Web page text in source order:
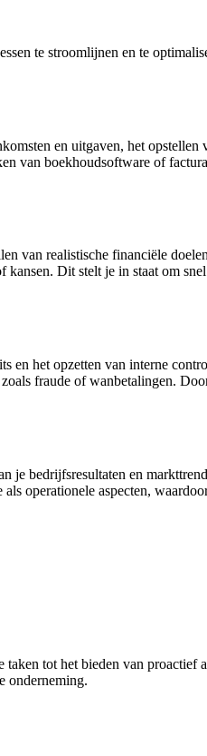
te stroomlijnen en te
en uitgaven, het opstellen
van boekhoudsoftware of
van realistische financiële
Dit stelt je in staat om
het opzetten van interne
fraude of wanbetalingen.
je bedrijfsresultaten en
operationele aspecten,
tot het bieden van proactief
onderneming.